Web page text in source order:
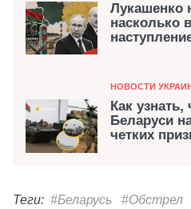
Лукашенко
насколько
Категория
НОВОСТИ
Как узнать,
Беларуси
четких
Теги: #Беларусь #Обстрел